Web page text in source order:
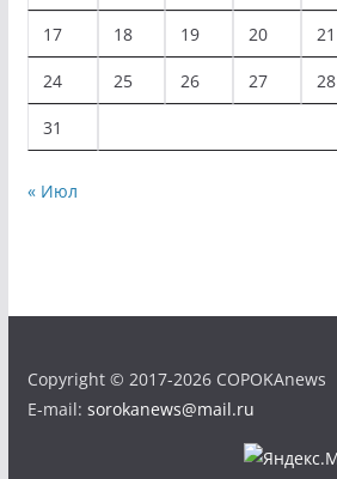
17 18 19 20 21
24 25 26 27 28
31
« Июл
Copyright © 2017-2026 COPOKAnews
E-mail: sorokanews@mail.ru